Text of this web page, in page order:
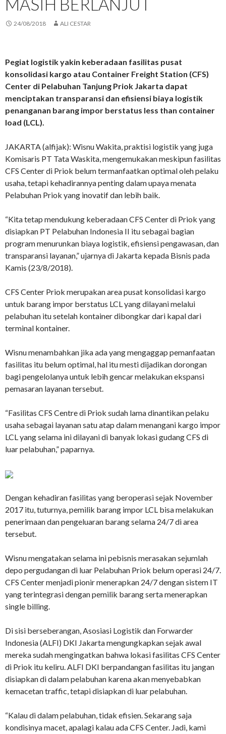
MASIH BERLANJUT
24/08/2018 ALI CESTAR
Pegiat logistik yakin keberadaan fasilitas pusat
konsolidasi kargo atau Container Freight Station (CFS)
Center di Pelabuhan Tanjung Priok Jakarta dapat
menciptakan transparansi dan efisiensi biaya logistik
penanganan barang impor berstatus less than container
load (LCL).
JAKARTA (alfijak): Wisnu Wakita, praktisi logistik yang juga
Komisaris PT Tata Waskita, mengemukakan meskipun fasilitas
CFS Center di Priok belum termanfaatkan optimal oleh pelaku
usaha, tetapi kehadirannya penting dalam upaya menata
Pelabuhan Priok yang inovatif dan lebih baik.
“Kita tetap mendukung keberadaan CFS Center di Priok yang
disiapkan PT Pelabuhan Indonesia II itu sebagai bagian
program menurunkan biaya logistik, efisiensi pengawasan, dan
transparansi layanan,” ujarnya di Jakarta kepada Bisnis pada
Kamis (23/8/2018).
CFS Center Priok merupakan area pusat konsolidasi kargo
untuk barang impor berstatus LCL yang dilayani melalui
pelabuhan itu setelah kontainer dibongkar dari kapal dari
terminal kontainer.
Wisnu menambahkan jika ada yang mengaggap pemanfaatan
fasilitas itu belum optimal, hal itu mesti dijadikan dorongan
bagi pengelolanya untuk lebih gencar melakukan ekspansi
pemasaran layanan tersebut.
“Fasilitas CFS Centre di Priok sudah lama dinantikan pelaku
usaha sebagai layanan satu atap dalam menangani kargo impor
LCL yang selama ini dilayani di banyak lokasi gudang CFS di
luar pelabuhan,” paparnya.
Dengan kehadiran fasilitas yang beroperasi sejak November
2017 itu, tuturnya, pemilik barang impor LCL bisa melakukan
penerimaan dan pengeluaran barang selama 24/7 di area
tersebut.
Wisnu mengatakan selama ini pebisnis merasakan sejumlah
depo pergudangan di luar Pelabuhan Priok belum operasi 24/7.
CFS Center menjadi pionir menerapkan 24/7 dengan sistem IT
yang terintegrasi dengan pemilik barang serta menerapkan
single billing.
Di sisi berseberangan, Asosiasi Logistik dan Forwarder
Indonesia (ALFI) DKI Jakarta mengungkapkan sejak awal
mereka sudah mengingatkan bahwa lokasi fasilitas CFS Center
di Priok itu keliru. ALFI DKI berpandangan fasilitas itu jangan
disiapkan di dalam pelabuhan karena akan menyebabkan
kemacetan traffic, tetapi disiapkan di luar pelabuhan.
“Kalau di dalam pelabuhan, tidak efisien. Sekarang saja
kondisinya macet, apalagi kalau ada CFS Center. Jadi, kami